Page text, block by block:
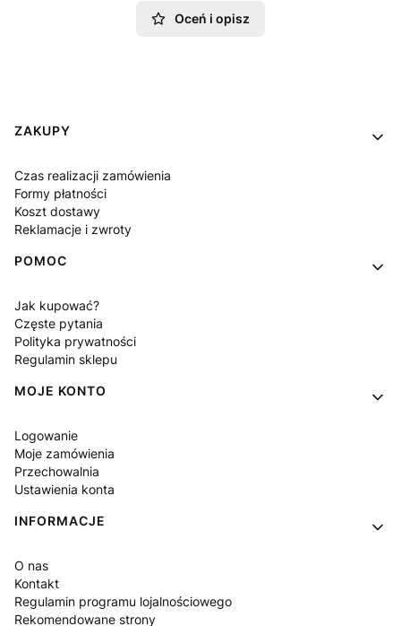
Oceń i opisz
Linki w stopce
ZAKUPY
Czas realizacji zamówienia
Formy płatności
Koszt dostawy
Reklamacje i zwroty
POMOC
Jak kupować?
Częste pytania
Polityka prywatności
Regulamin sklepu
MOJE KONTO
Logowanie
Moje zamówienia
Przechowalnia
Ustawienia konta
INFORMACJE
O nas
Kontakt
Regulamin programu lojalnościowego
Rekomendowane strony